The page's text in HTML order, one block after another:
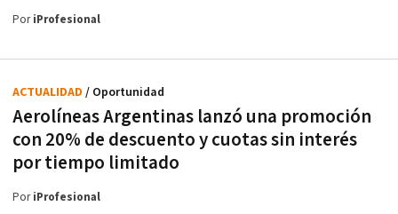
PoriProfesional
Aerolíneas Argentinas lanzó una promoción
con 20% de descuento y cuotas sin interés
por tiempo limitado
ACTUALIDAD / Oportunidad
PoriProfesional